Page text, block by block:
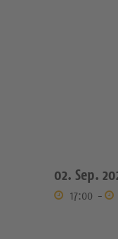
02. Sep.
17:00 -